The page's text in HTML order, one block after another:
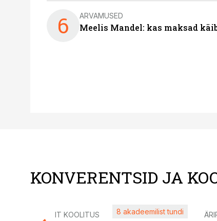
6 ARVAMUSED
Meelis Mandel: kas maksad
KONVERENTSID JA
IT KOOLITUS 8 akadeemilist tundi